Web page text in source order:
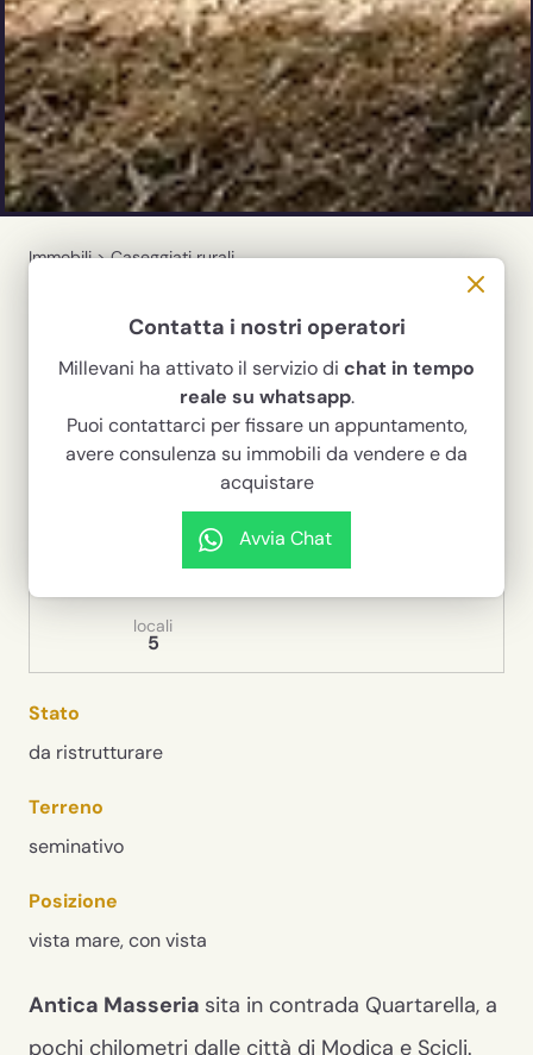
Immobili>Caseggiati rurali
Quartarella, Modica
Con vista panoramica sul mare
380.000 €
Codice
tipologia
Rustico / Casale
contratto
superficie casa superficie terreno
locali
5
Stato
da ristrutturare
Terreno
seminativo
Posizione
vista mare, con vista
Antica Masseria sita in contrada Quartarella, a
pochi chilometri dalle città di Modica e Scicli.
Contatta i nostri operatori
Millevani ha attivato il servizio di chat in tempo
reale su whatsapp.
Puoi contattarci per fissare un appuntamento,
avere consulenza su immobili da vendere e da
acquistare
Avvia Chat